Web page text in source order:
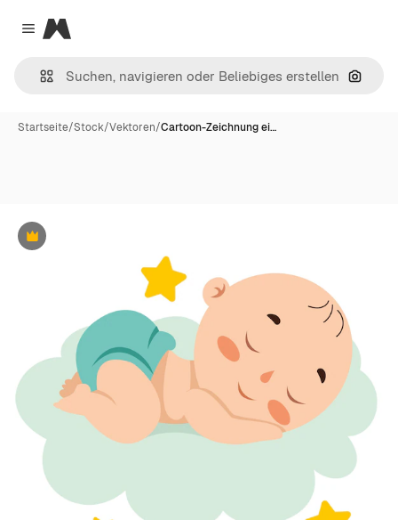
Close menu
Magnific
Nach
Startseite/Stock/Vektoren/Cartoon-Zeichnung ei…
Premium